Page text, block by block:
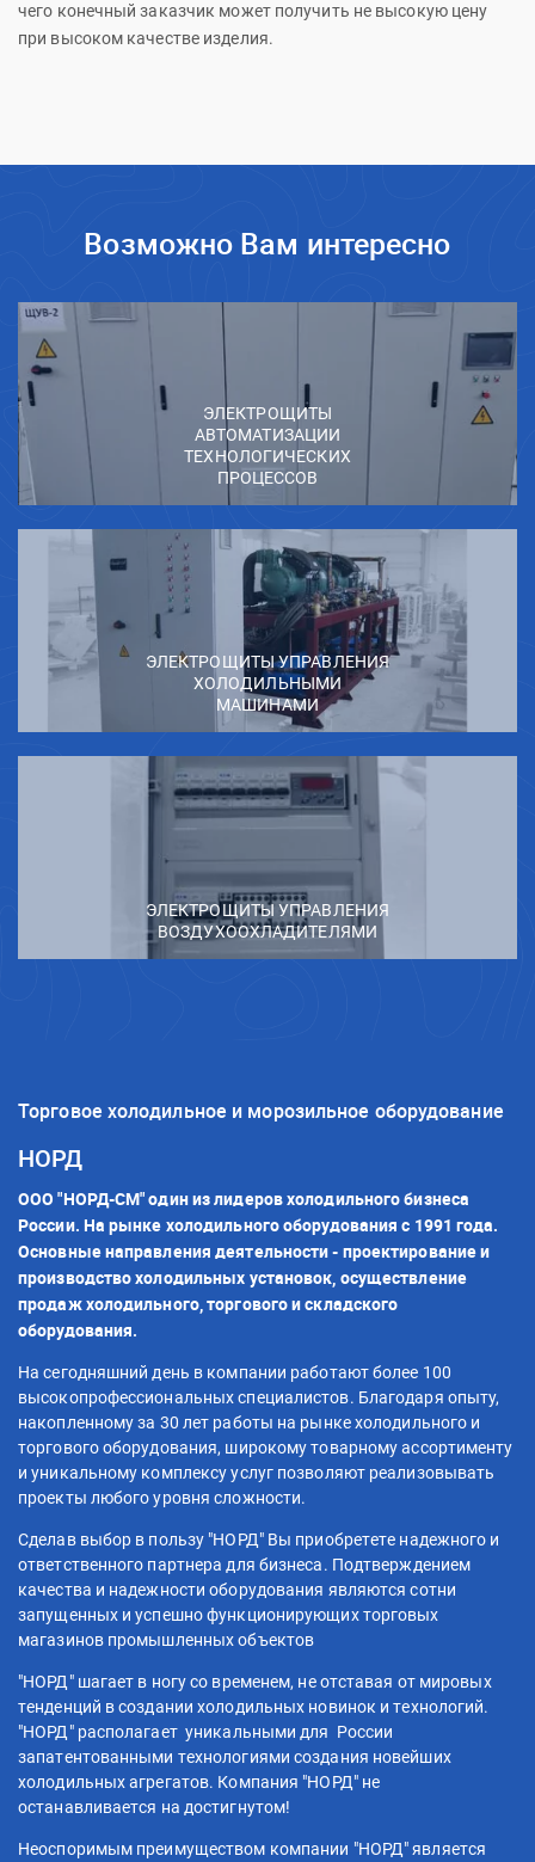
чего конечный заказчик может получить не высокую цену
при высоком качестве изделия.
Возможно Вам интересно
ЭЛЕКТРОЩИТЫ
АВТОМАТИЗАЦИИ
ТЕХНОЛОГИЧЕСКИХ
ПРОЦЕССОВ
ЭЛЕКТРОЩИТЫ УПРАВЛЕНИЯ
ХОЛОДИЛЬНЫМИ
МАШИНАМИ
ЭЛЕКТРОЩИТЫ УПРАВЛЕНИЯ
ВОЗДУХООХЛАДИТЕЛЯМИ
Торговое холодильное и морозильное оборудование
НОРД
ООО "НОРД-СМ" один из лидеров холодильного бизнеса
России. На рынке холодильного оборудования с 1991 года.
Основные направления деятельности - проектирование и
производство холодильных установок, осуществление
продаж холодильного, торгового и складского
оборудования.
На сегодняшний день в компании работают более 100
высокопрофессиональных специалистов. Благодаря опыту,
накопленному за 30 лет работы на рынке холодильного и
торгового оборудования, широкому товарному ассортименту
и уникальному комплексу услуг позволяют реализовывать
проекты любого уровня сложности.
Сделав выбор в пользу "НОРД" Вы приобретете надежного и
ответственного партнера для бизнеса. Подтверждением
качества и надежности оборудования являются сотни
запущенных и успешно функционирующих торговых
магазинов промышленных объектов
"НОРД" шагает в ногу со временем, не отставая от мировых
тенденций в создании холодильных новинок и технологий.
"НОРД" располагает уникальными для России
запатентованными технологиями создания новейших
холодильных агрегатов. Компания "НОРД" не
останавливается на достигнутом!
Неоспоримым преимуществом компании "НОРД" является